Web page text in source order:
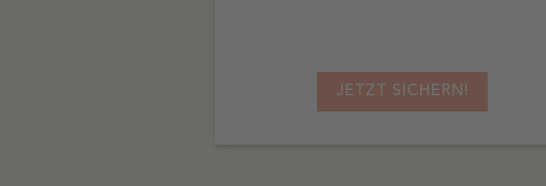
JETZT SICHERN!